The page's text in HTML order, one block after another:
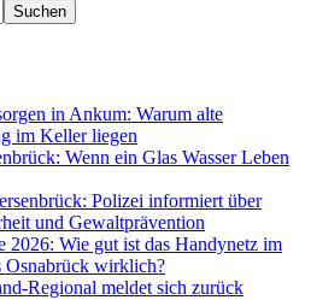
Suchen
in Ankum: Warum alte
im Keller liegen
Wenn ein Glas Wasser Leben
Polizei informiert über
und Gewaltprävention
Wie gut ist das Handynetz im
Osnabrück wirklich?
Regional meldet sich zurück